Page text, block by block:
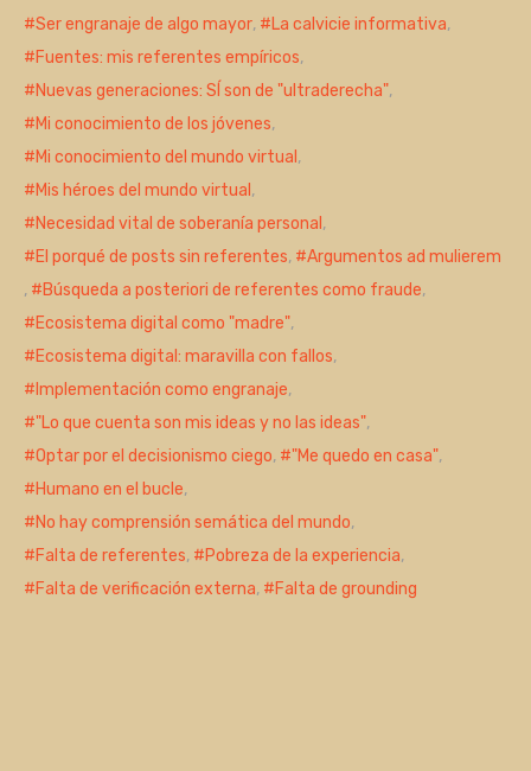
Ser engranaje de algo mayor, La calvicie informativa,
Fuentes: mis referentes empíricos,
Nuevas generaciones: SÍ son de "ultraderecha",
Mi conocimiento de los jóvenes,
Mi conocimiento del mundo virtual ,
Mis héroes del mundo virtual ,
Necesidad vital de soberanía personal ,
El porqué de posts sin referentes,
Argumentos ad mulierem
,
Búsqueda a posteriori de referentes como fraude,
Ecosistema digital como "madre",
Ecosistema digital: maravilla con fallos,
Implementación como engranaje,
"Lo que cuenta son mis ideas y no las ideas",
Optar por el decisionismo ciego, "Me quedo en casa",
Humano en el bucle,
No hay comprensión semática del mundo,
Falta de referentes, Pobreza de la experiencia,
Falta de verificación externa, Falta de grounding